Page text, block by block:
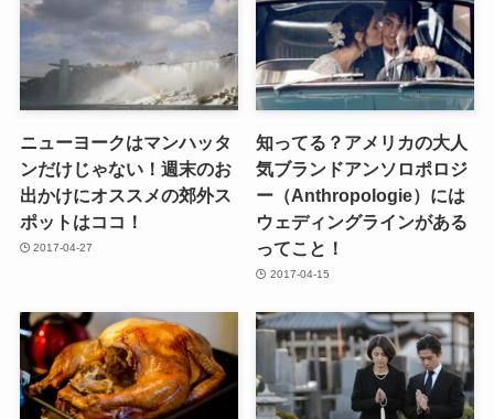
ニューヨークはマンハッタ
ンだけじゃない！週末のお
出かけにオススメの郊外ス
ポットはココ！
2017-04-27
知ってる？アメリカの大人
気ブランドアンソロポロジ
ー（Anthropologie）には
ウェディングラインがある
ってこと！
2017-04-15